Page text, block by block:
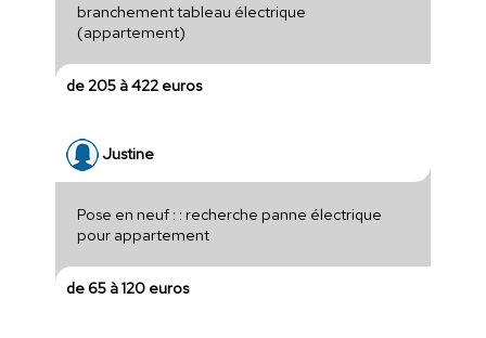
branchement tableau électrique
(appartement)
de 205 à 422 euros
Justine
Pose en neuf : : recherche panne électrique
pour appartement
de 65 à 120 euros